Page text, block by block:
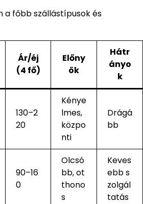
a főbb szállástípusok és
Ár/éj
(4 fő)
Előny
ök
Hátr
ányo
k
130–2
20
Kénye
lmes,
közpo
nti
Drágá
bb
90–16
0
Olcsó
bb, ot
thono
s
Keves
ebb s
zolgál
tatás